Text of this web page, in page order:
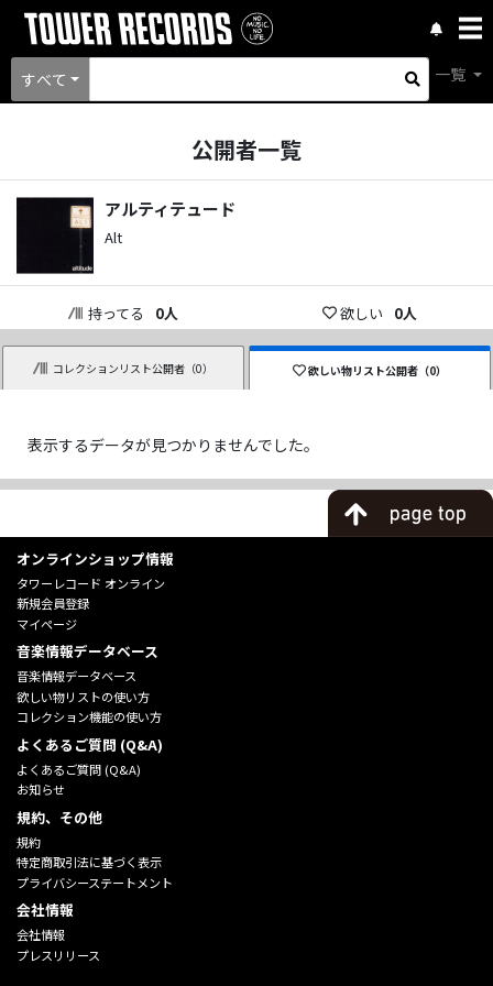
すべて 一覧
公開者一覧
アルティテュード
Alt
持ってる 0人 欲しい 0人
コレクションリスト公開者（0） 欲しい物リスト公開者（0）
表示するデータが見つかりませんでした。
オンラインショップ情報
タワーレコード オンライン
新規会員登録
マイページ
音楽情報データベース
音楽情報データベース
欲しい物リストの使い方
コレクション機能の使い方
よくあるご質問 (Q&A)
よくあるご質問 (Q&A)
お知らせ
規約、その他
規約
特定商取引法に基づく表示
プライバシーステートメント
会社情報
会社情報
プレスリリース